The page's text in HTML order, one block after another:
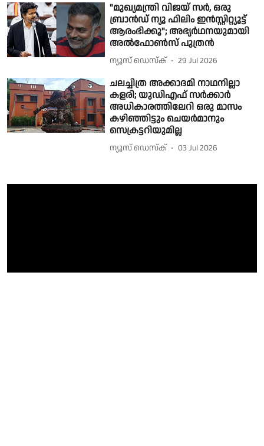
"മുഖ്യമന്ത്രി വിജയ് സർ, ഒരു
ബ്രാൻഡ് ന്യൂ ഫിലിം ഇൻസ്റ്റിറ്റ്യൂട്ട്
ആരംഭിക്കൂ"; അഭ്യർഥനയുമായി
അൽഫോൺസ് പുത്രൻ
ന്യൂസ് ഡെസ്ക് 29 Jul 2026
ചലച്ചിത്ര അക്കാദമി നാഥനില്ലാ
കളരി; യുഡിഎഫ് സർക്കാർ
അധികാരത്തിലേറി ഒരു മാസം
കഴിഞ്ഞിട്ടും ചെയർമാനും
സെക്രട്ടറിയുമില്ല
ന്യൂസ് ഡെസ്ക് 03 Jul 2026